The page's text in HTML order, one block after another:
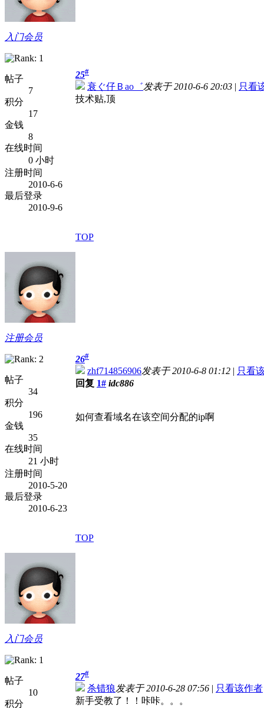
入门会员
帖子
7
积分
17
金钱
8
在线时间
0 小时
注册时间
2010-6-6
最后登录
2010-9-6
25#
衰ぐ仔Ｂao゛发表于 2010-6-6 20:03 | 只看
技术贴,顶
TOP
注册会员
帖子
34
积分
196
金钱
35
在线时间
21 小时
注册时间
2010-5-20
最后登录
2010-6-23
26#
zhf714856906发表于 2010-6-8 01:12 | 只看
回复 1# idc886
如何查看域名在该空间分配的ip啊
TOP
入门会员
帖子
10
积分
27#
杀错狼发表于 2010-6-28 07:56 | 只看该作者
新手受教了！！咔咔。。。